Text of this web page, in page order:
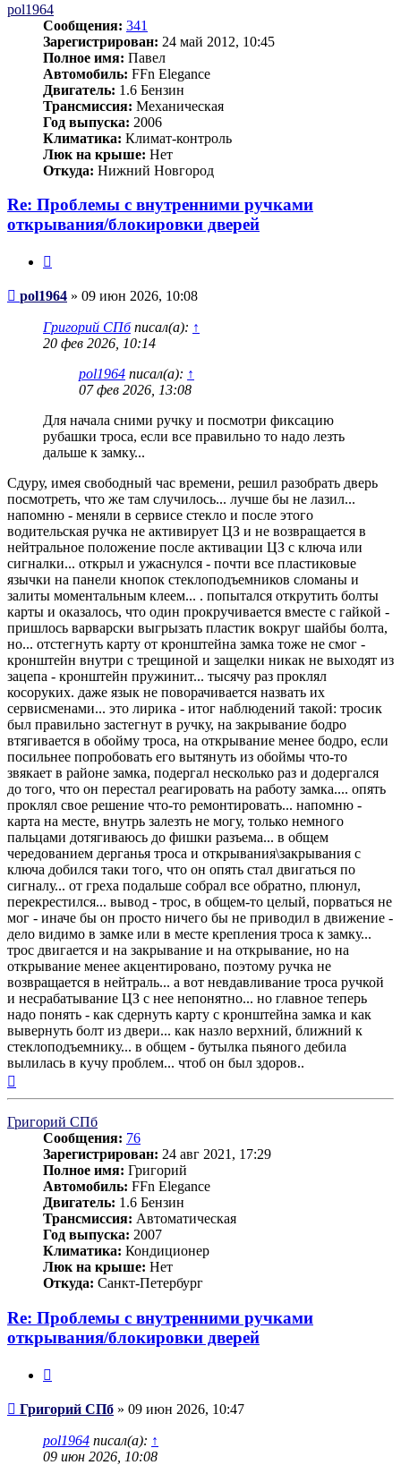
pol1964
Сообщения: 341
Зарегистрирован: 24 май 2012, 10:45
Полное имя: Павел
Автомобиль: FFn Elegance
Двигатель: 1.6 Бензин
Трансмиссия: Механическая
Год выпуска: 2006
Климатика: Климат-контроль
Люк на крыше: Нет
Откуда: Нижний Новгород
Re: Проблемы с внутренними ручками
открывания/блокировки дверей
Сообщение
pol1964 » 09 июн 2026, 10:08
Григорий СПбписал(а): ↑
20 фев 2026, 10:14
pol1964 писал(а): ↑
07 фев 2026, 13:08
Для начала сними ручку и посмотри фиксацию
рубашки троса, если все правильно то надо лезть
дальше к замку...
Сдуру, имея свободный час времени, решил разобрать дверь
посмотреть, что же там случилось... лучше бы не лазил...
напомню - меняли в сервисе стекло и после этого
водительская ручка не активирует ЦЗ и не возвращается в
нейтральное положение после активации ЦЗ с ключа или
сигналки... открыл и ужаснулся - почти все пластиковые
язычки на панели кнопок стеклоподъемников сломаны и
залиты моментальным клеем... . попытался открутить болты
карты и оказалось, что один прокручивается вместе с гайкой -
пришлось варварски выгрызать пластик вокруг шайбы болта,
но... отстегнуть карту от кронштейна замка тоже не смог -
кронштейн внутри с трещиной и защелки никак не выходят из
зацепа - кронштейн пружинит... тысячу раз проклял
косоруких. даже язык не поворачивается назвать их
сервисменами... это лирика - итог наблюдений такой: тросик
был правильно застегнут в ручку, на закрывание бодро
втягивается в обойму троса, на открывание менее бодро, если
посильнее попробовать его вытянуть из обоймы что-то
звякает в районе замка, подергал несколько раз и додергался
до того, что он перестал реагировать на работу замка.... опять
проклял свое решение что-то ремонтировать... напомню -
карта на месте, внутрь залезть не могу, только немного
пальцами дотягиваюсь до фишки разъема... в общем
чередованием дерганья троса и открывания\закрывания с
ключа добился таки того, что он опять стал двигаться по
сигналу... от греха подальше собрал все обратно, плюнул,
перекрестился... вывод - трос, в общем-то целый, порваться не
мог - иначе бы он просто ничего бы не приводил в движение -
дело видимо в замке или в месте крепления троса к замку...
трос двигается и на закрывание и на открывание, но на
открывание менее акцентировано, поэтому ручка не
возвращается в нейтраль... а вот невдавливание троса ручкой
и несрабатывание ЦЗ с нее непонятно... но главное теперь
надо понять - как сдернуть карту с кронштейна замка и как
вывернуть болт из двери... как назло верхний, ближний к
стеклоподъемнику... в общем - бутылка пьяного дебила
вылилась в кучу проблем... чтоб он был здоров..
Григорий СПб
Сообщения: 76
Зарегистрирован: 24 авг 2021, 17:29
Полное имя: Григорий
Автомобиль: FFn Elegance
Двигатель: 1.6 Бензин
Трансмиссия: Автоматическая
Год выпуска: 2007
Климатика: Кондиционер
Люк на крыше: Нет
Откуда: Санкт-Петербург
Re: Проблемы с внутренними ручками
открывания/блокировки дверей
Сообщение
Григорий СПб » 09 июн 2026, 10:47
pol1964 писал(а): ↑
09 июн 2026, 10:08